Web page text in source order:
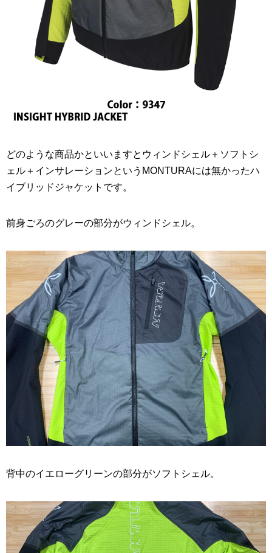
どのような商品かといいますとウィンドシェル＋ソフトシ
ェル＋インサレーションというMONTURAには無かったハ
イブリッドジャケットです。
前身ごろのグレーの部分がウィンドシェル。
背中のイエローグリーンの部分がソフトシェル。